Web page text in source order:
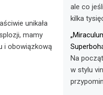
unikała
mamy
i obowiązkową
ale co
kilka
Na
w stylu